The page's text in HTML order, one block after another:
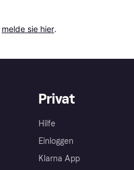
melde sie hier.
Privat
Hilfe
Einloggen
Klarna App